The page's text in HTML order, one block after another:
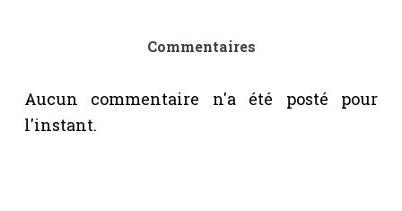
Commentaires
Aucun commentaire n'a été posté pour
l'instant.